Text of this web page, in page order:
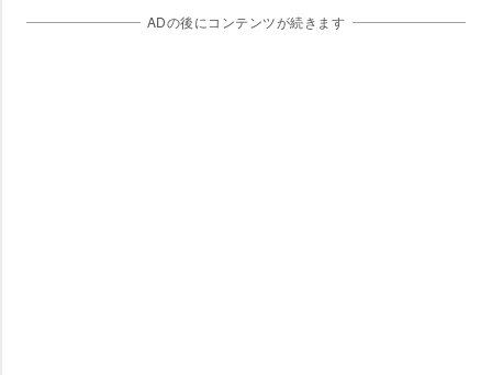
ADの後にコンテンツが続きます